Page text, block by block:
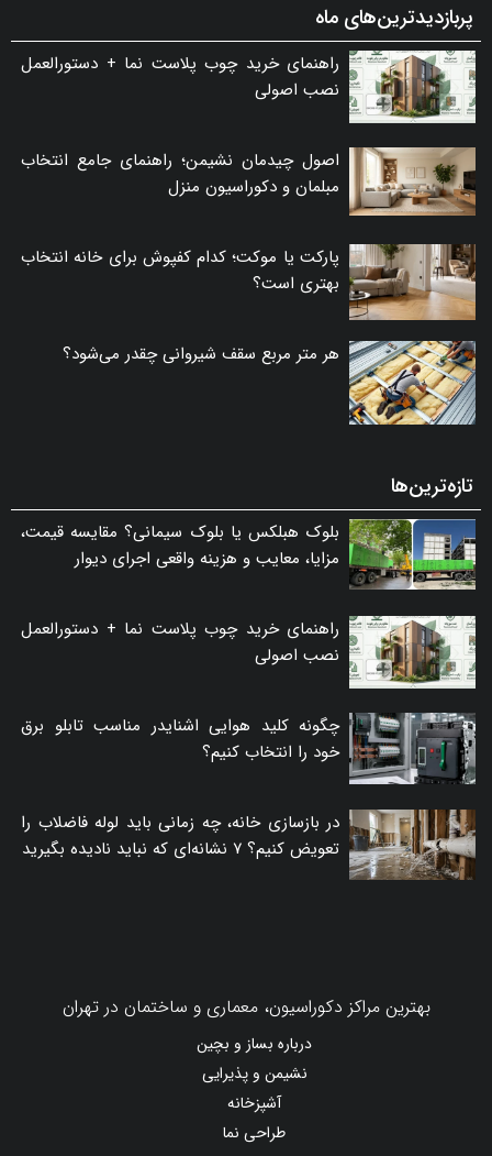
پربازدیدترین‌های ماه
راهنمای خرید چوب پلاست نما + دستورالعمل
نصب اصولی
اصول چیدمان نشیمن؛ راهنمای جامع انتخاب
مبلمان و دکوراسیون منزل
پارکت یا موکت؛ کدام کفپوش برای خانه انتخاب
بهتری است؟
هر متر مربع سقف شیروانی چقدر می‌شود؟
تازه‌ترین‌ها
بلوک هبلکس یا بلوک سیمانی؟ مقایسه قیمت،
مزایا، معایب و هزینه واقعی اجرای دیوار
راهنمای خرید چوب پلاست نما + دستورالعمل
نصب اصولی
چگونه کلید هوایی اشنایدر مناسب تابلو برق
خود را انتخاب کنیم؟
در بازسازی خانه، چه زمانی باید لوله فاضلاب را
تعویض کنیم؟ ۷ نشانه‌ای که نباید نادیده بگیرید
بهترین مراکز دکوراسیون، معماری و ساختمان در تهران
درباره بساز و بچین
نشیمن و پذیرایی
آشپزخانه
طراحی نما